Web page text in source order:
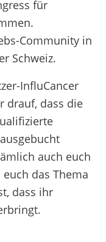
für
Community in
Schweiz.
InfluCancer
drauf, dass die
auch euch
das Thema
dass ihr